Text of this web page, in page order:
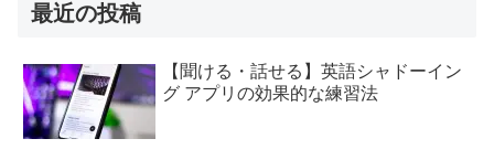
最近の投稿
【聞ける・話せる】英語シャドーイン
グ アプリの効果的な練習法